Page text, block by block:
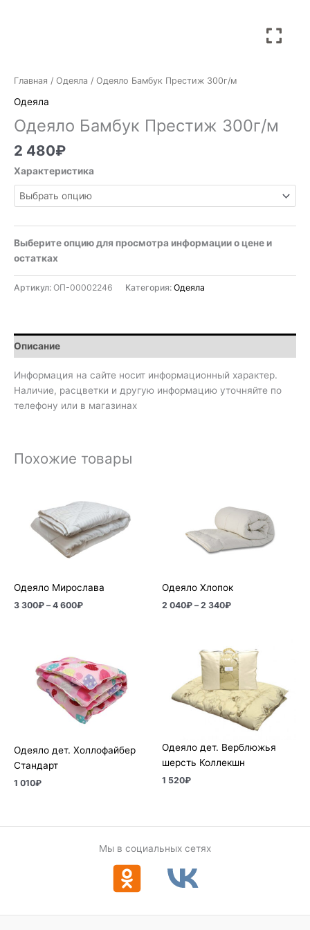
Главная / Одеяла / Одеяло Бамбук Престиж 300г/м
Одеяла
Одеяло Бамбук Престиж 300г/м
2 480₽
Характеристика
Выберите опцию для просмотра информации о цене и
остатках
Артикул: ОП-00002246 Категория: Одеяла
Описание
Информация на сайте носит информационный характер.
Наличие, расцветки и другую информацию уточняйте по
телефону или в магазинах
Похожие товары
Одеяло Мирослава
3 300₽ – 4 600₽
3
300₽
–
4
600₽
Одеяло Хлопок
2 040₽ – 2 340₽
040₽
2
340₽
Одеяло дет. Холлофайбер
Стандарт
1 010₽
Одеяло дет. Верблюжья
шерсть Коллекшн
1 520₽
Мы в социальных сетях